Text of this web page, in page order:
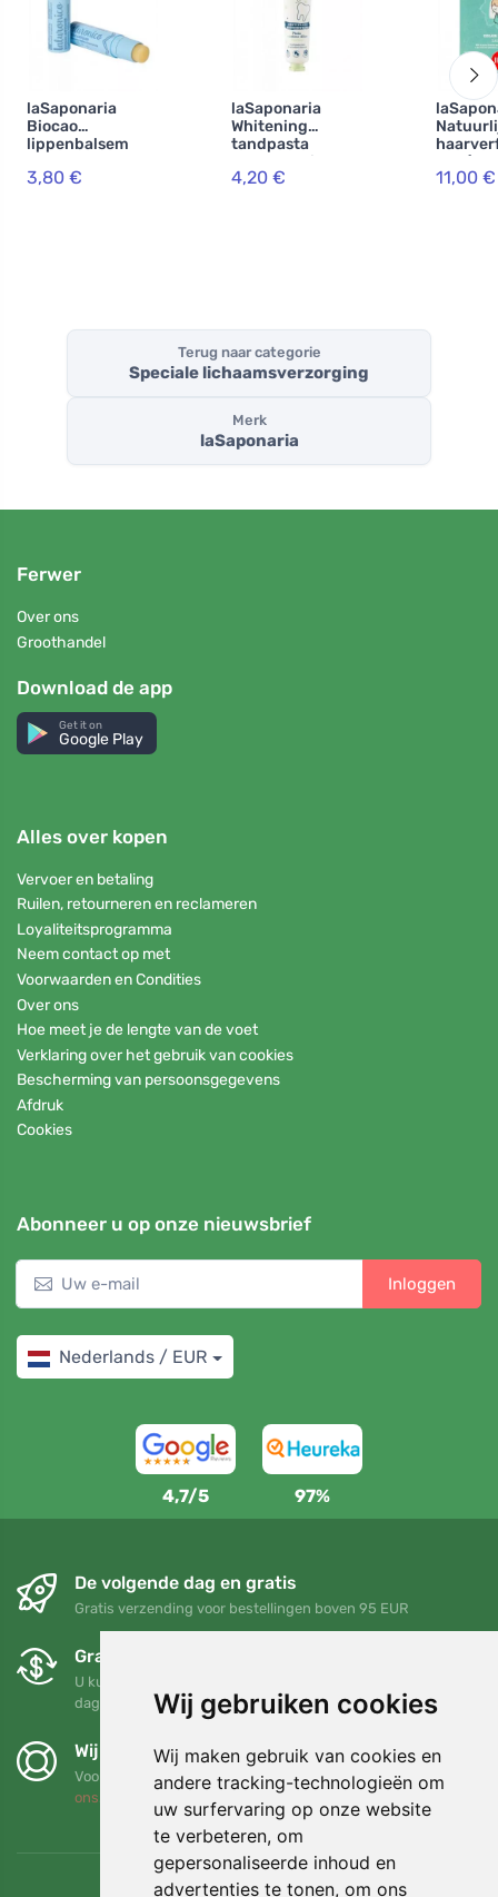
Wij gebruiken cookies
Wij maken gebruik van cookies en
andere tracking-technologieën om
uw surfervaring op onze website
te verbeteren, om
gepersonaliseerde inhoud en
advertenties te tonen, om ons
laSaponaria
Biocao
lippenbalsem
hyaluronzuur BIO
3,80 €
laSaponaria
Whitening
tandpasta
WonderWhite -
munt en actieve
4,20 €
BIO
11,00 €
Terug naar categorie
Speciale lichaamsverzorging
Merk
laSaponaria
Ferwer
Over ons
Groothandel
Download de app
Get it on
Google Play
Alles over kopen
Vervoer en betaling
Ruilen, retourneren en reclameren
Loyaliteitsprogramma
Neem contact op met
Voorwaarden en Condities
Over ons
Hoe meet je de lengte van de voet
Verklaring over het gebruik van cookies
Bescherming van persoonsgegevens
Afdruk
Cookies
Abonneer u op onze nieuwsbrief
Inloggen
Nederlands / EUR
4,7/5 97%
De volgende dag en gratis
Gratis verzending voor bestellingen boven 95 EUR
Gratis ruilen en retourneren
U kunt uw bestelling op elk gewenst moment binnen 90
dagen retourneren of ruilen
Wij steunen Trees.org
Voor elke bestelling planten we een boom! Lees meer Over
ons